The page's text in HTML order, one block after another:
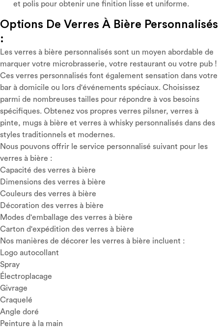
et polis pour obtenir une finition lisse et uniforme.
Options De Verres À Bière Personnalisés
:
Les verres à bière personnalisés sont un moyen abordable de
marquer votre microbrasserie, votre restaurant ou votre pub !
Ces verres personnalisés font également sensation dans votre
bar à domicile ou lors d'événements spéciaux. Choisissez
parmi de nombreuses tailles pour répondre à vos besoins
spécifiques. Obtenez vos propres verres pilsner, verres à
pinte, mugs à bière et verres à whisky personnalisés dans des
styles traditionnels et modernes.
Nous pouvons offrir le service personnalisé suivant pour les
verres à bière :
Capacité des verres à bière
Dimensions des verres à bière
Couleurs des verres à bière
Décoration des verres à bière
Modes d'emballage des verres à bière
Carton d'expédition des verres à bière
Nos manières de décorer les verres à bière incluent :
Logo autocollant
Spray
Électroplacage
Givrage
Craquelé
Angle doré
Peinture à la main